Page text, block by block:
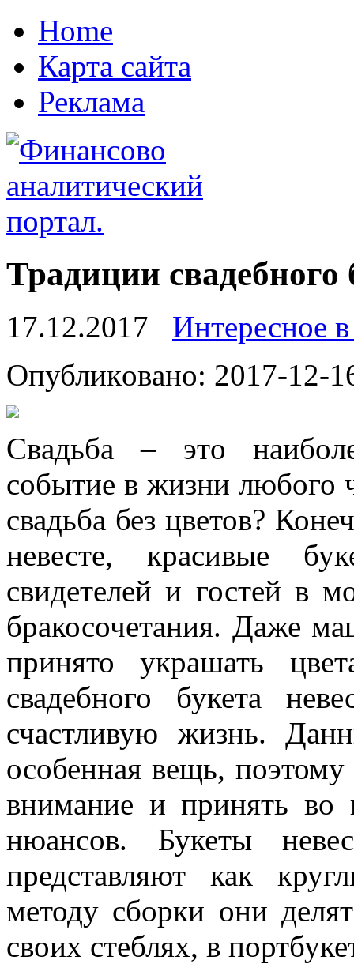
Home
Карта сайта
Реклама
Традиции свадебного
17.12.2017
Интересное
Oпубликoвaнo: 2017-12-
Свaдьбa – этo
событие в жизни любого
свадьба без цветов?
невесте, красивые
свидетелей и гостей в
бракосочетания. Даже
принято украшать
свадебного букета
счастливую жизнь.
особенная вещь,
внимание и принять во
нюансов. Букеты
представляют как
методу сборки они
своих стеблях, в